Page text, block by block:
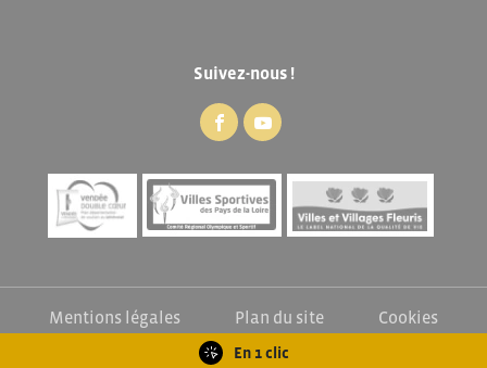
En 1 clic
Suivez-nous !
Mentions légales Plan du site
Cookies
Exercez vos droits